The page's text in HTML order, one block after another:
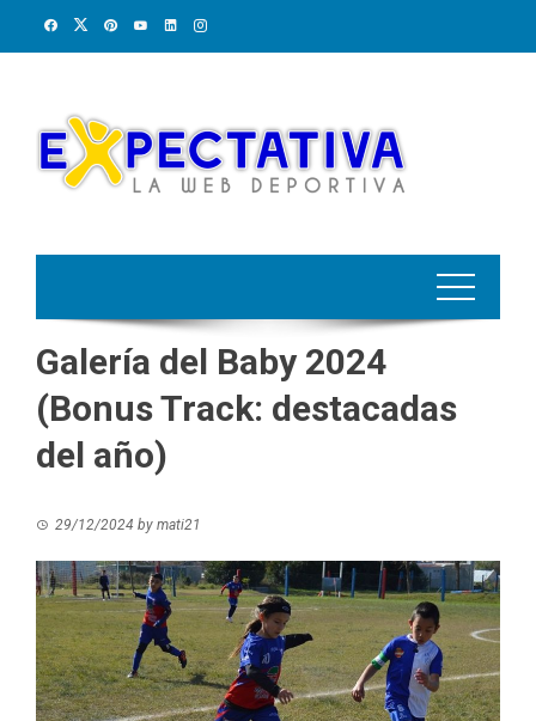
Galería del Baby 2024
(Bonus Track: destacadas
del año)
29/12/2024 by mati21